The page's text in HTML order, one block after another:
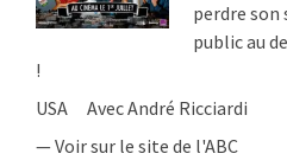
perdre son
public au
!
USA
Avec André Ricciardi
— Voir sur le site de l'ABC
Soutenir
Etienne Delcambre